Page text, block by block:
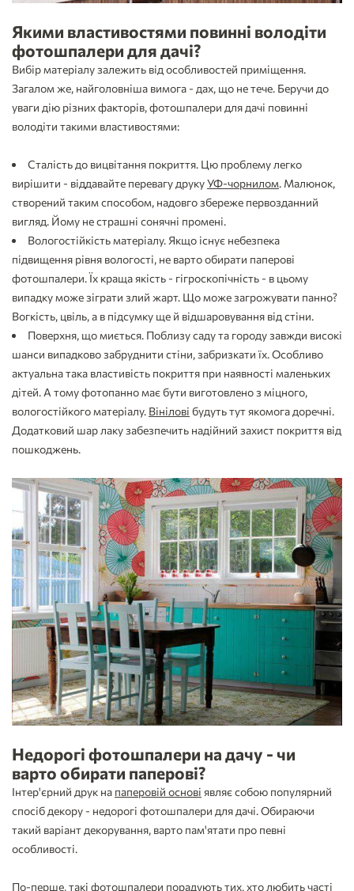
Якими властивостями повинні володіти
фотошпалери для дачі?
Вибір матеріалу залежить від особливостей приміщення.
Загалом же, найголовніша вимога - дах, що не тече. Беручи до
уваги дію різних факторів, фотошпалери для дачі повинні
володіти такими властивостями:
Сталість до вицвітання покриття. Цю проблему легко
вирішити - віддавайте перевагу друкуУФ-чорнилом. Малюнок,
створений таким способом, надовго збереже первозданний
вигляд. Йому не страшні сонячні промені.
Вологостійкість матеріалу. Якщо існує небезпека
підвищення рівня вологості, не варто обирати паперові
фотошпалери. Їх краща якість - гігроскопічність - в цьому
випадку може зіграти злий жарт. Що може загрожувати панно?
Вогкість, цвіль, а в підсумку ще й відшаровування від стіни.
Поверхня, що миється. Поблизу саду та городу завжди високі
шанси випадково забруднити стіни, забризкати їх. Особливо
актуальна така властивість покриття при наявності маленьких
дітей. А тому фотопанно має бути виготовлено з міцного,
вологостійкого матеріалу. Вінілові будуть тут якомога доречні.
Додатковий шар лаку забезпечить надійний захист покриття від
пошкоджень.
Недорогі фотошпалери на дачу - чи
варто обирати паперові?
Інтер'єрний друк на паперовій основі являє собою популярний
спосіб декору - недорогі фотошпалери для дачі. Обираючи
такий варіант декорування, варто пам'ятати про певні
особливості.
По-перше, такі фотошпалери порадують тих, хто любить часті